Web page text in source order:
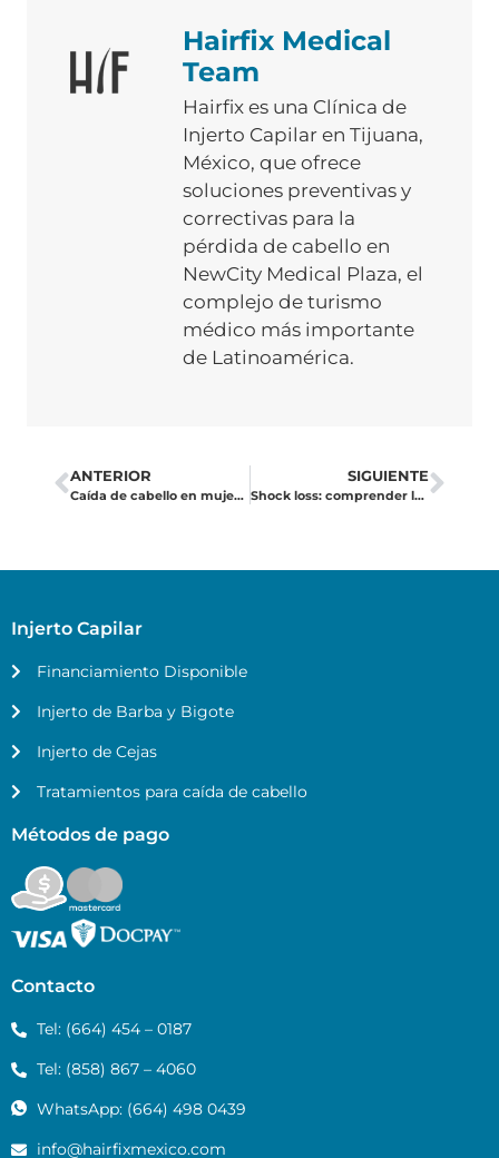
Hairfix Medical
Team
Hairfix es una Clínica de
Injerto Capilar en Tijuana,
México, que ofrece
soluciones preventivas y
correctivas para la
pérdida de cabello en
NewCity Medical Plaza, el
complejo de turismo
médico más importante
de Latinoamérica.
ANTERIOR
Caída de cabello en mujeres: causas, soluciones y cuándo considerar un injerto.
SIGUIENTE
Shock loss: comprender la caída del cabello tras un trasplante capilar
Injerto Capilar
Financiamiento Disponible
Injerto de Barba y Bigote
Injerto de Cejas
Tratamientos para caída de cabello
Métodos de pago
Contacto
Tel: (664) 454 – 0187
Tel: (858) 867 – 4060
WhatsApp: (664) 498 0439
info@hairfixmexico.com